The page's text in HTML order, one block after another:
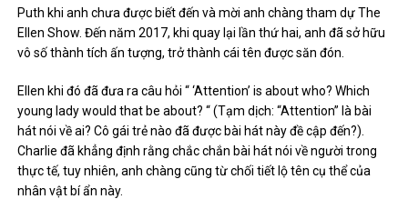
Puth khi anh chưa được biết đến và mời anh chàng tham dự The
Ellen Show. Đến năm 2017, khi quay lại lần thứ hai, anh đã sở hữu
vô số thành tích ấn tượng, trở thành cái tên được săn đón.
Ellen khi đó đã đưa ra câu hỏi “ ‘Attention’ is about who? Which
young lady would that be about? “ (Tạm dịch: “Attention” là bài
hát nói về ai? Cô gái trẻ nào đã được bài hát này đề cập đến?).
Charlie đã khẳng định rằng chắc chắn bài hát nói về người trong
thực tế, tuy nhiên, anh chàng cũng từ chối tiết lộ tên cụ thể của
nhân vật bí ẩn này.